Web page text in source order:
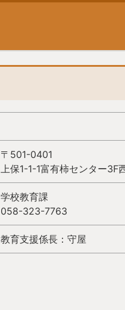
〒501-0401
上保1-1-1富有柿センター3F
学校教育課
058-323-7763
教育支援係長：守屋